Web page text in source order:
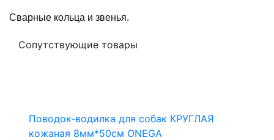
Сварные кольца и звенья.
Сопутствующие товары
Поводок-водилка для собак КРУГЛАЯ
кожаная 8мм*50см ONEGA